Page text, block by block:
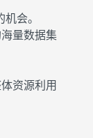
会。
量数据集
资源利用